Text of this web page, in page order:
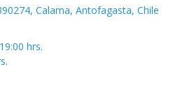
Calama, Antofagasta, Chile
hrs.